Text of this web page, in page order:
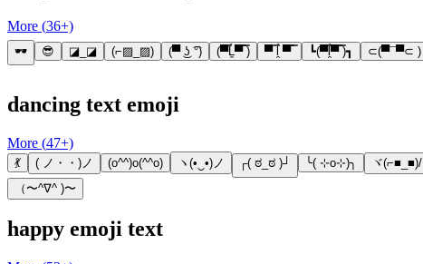
More (36+)
🕶️ 😎 ◪_◪ (⌐▨_▨) (▀ ͜ʖ ͡°) (▀̿Ĺ̯▀̿ ̿) ▀ ̿ĺ̯ ▀̿ ̿ ┗(▀̿ĺ̯▀̿ ̿)┓ ⊂(▀¯▀⊂ )
dancing text emoji
More (47+)
💃 ( ノ・・)ノ (o^^)o(^^o) ヽ(•‿•)ノ ┌( ಠ_ಠ )┘ ╰( ⊹o⊹)╮ ヾ(⌐■_■)/
（〜^∇^ )〜
happy emoji text